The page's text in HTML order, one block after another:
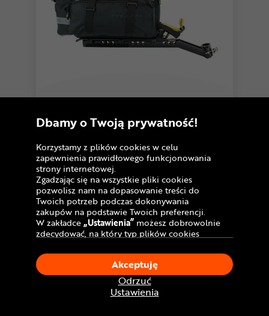
Sakwa z bagażnikiem SPORT ARSENAL
Art. 450 S3
299,99 zł
-21%
Najniższa cena:
383,90 zł
U Ciebiewe wtorek! Dostawa GRATIS
Porównaj
Dbamy o Twoją prywatność!
Korzystamy z plików cookies w celu
zapewnienia prawidłowego funkcjonowania
strony internetowej.
Zgadzając się na wszystkie pliki cookies
pozwolisz nam na dopasowanie treści do
Twoich potrzeb podczas dokonywania
zakupów na podstawie Twoich preferencji.
W zakładce„Ustawienia” możesz dobrowolnie
zdecydować, na który typ plików cookies
Klikając„Akceptuję”, wyrażasz zgodę na
stosowanie ciasteczek zgodnie z ustawieniami
Twojej przeglądarki.
W dowolnym momencie, możesz dokonać
zmiany swojego wyboru klikając opcję
Ustawienia
Odrzuć
Akceptuję